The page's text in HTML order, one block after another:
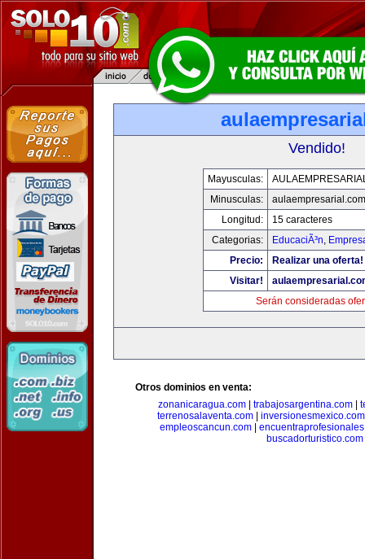
Vendido!
Mayusculas:
Minusculas:
aulaempresarial.com
Longitud:
15 caracteres
Categorias:
EducaciÃ³n,
Precio:
Realizar una oferta!
Visitar!
Serán consideradas
Otros dominios en venta:
zonanicaragua.com
trabajosargentina.com
terrenosalaventa.com| inversionesmexico.com
empleoscancun.com
buscadorturistico.com